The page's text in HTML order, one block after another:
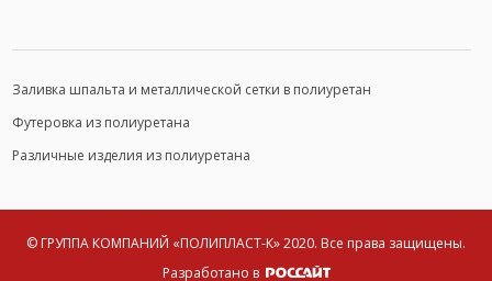
Заливка шпальта и металлической сетки в полиуретан
Футеровка из полиуретана
Различные изделия из полиуретана
© ГРУППА КОМПАНИЙ «ПОЛИПЛАСТ-К» 2020. Все права защищены.
Разработано в